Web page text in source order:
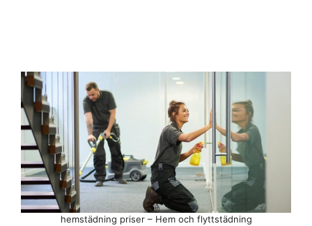
hemstädning priser – Hem och flyttstädning